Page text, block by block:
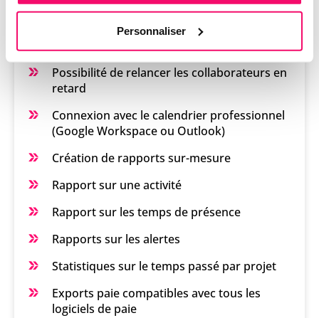
Personnaliser
Alertes sur les déclarations non conformes
Possibilité de relancer les collaborateurs en
retard
Connexion avec le calendrier professionnel
(Google Workspace ou Outlook)
Création de rapports sur-mesure
Rapport sur une activité
Rapport sur les temps de présence
Rapports sur les alertes
Statistiques sur le temps passé par projet
Exports paie compatibles avec tous les
logiciels de paie